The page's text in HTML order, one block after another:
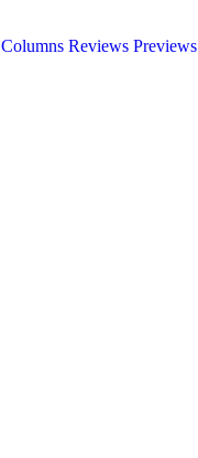
Columns Reviews Previews